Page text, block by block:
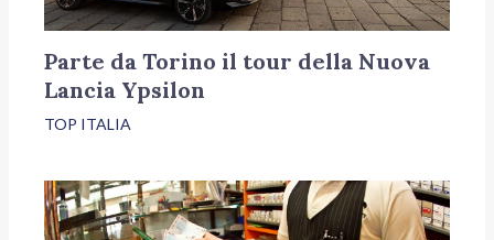
Parte da Torino il tour della Nuova
Lancia Ypsilon
TOP ITALIA